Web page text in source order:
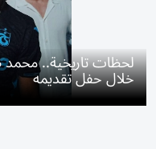
لحظات تاريخية..
خلال حفل تقديمه